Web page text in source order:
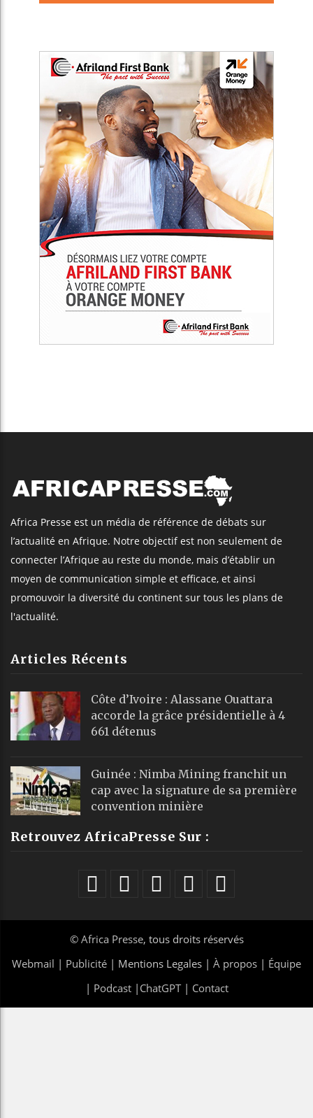
Africa Presse est un média de référence de débats sur
l’actualité en Afrique. Notre objectif est non seulement de
connecter l’Afrique au reste du monde, mais d’établir un
moyen de communication simple et efficace, et ainsi
promouvoir la diversité du continent sur tous les plans de
l'actualité.
Articles Récents
Côte d’Ivoire : Alassane Ouattara
accorde la grâce présidentielle à 4
661 détenus
Guinée : Nimba Mining franchit un
cap avec la signature de sa première
convention minière
Retrouvez AfricaPresse Sur :
© Africa Presse, tous droits réservés
Webmail | Publicité | Mentions Legales | À propos | Équipe
| Podcast| ChatGPT| Contact